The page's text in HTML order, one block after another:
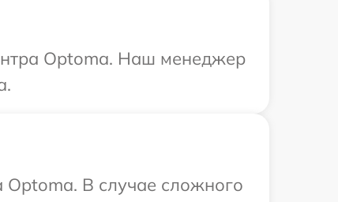
Optoma. Наш менеджер
Optoma. В случае сложного